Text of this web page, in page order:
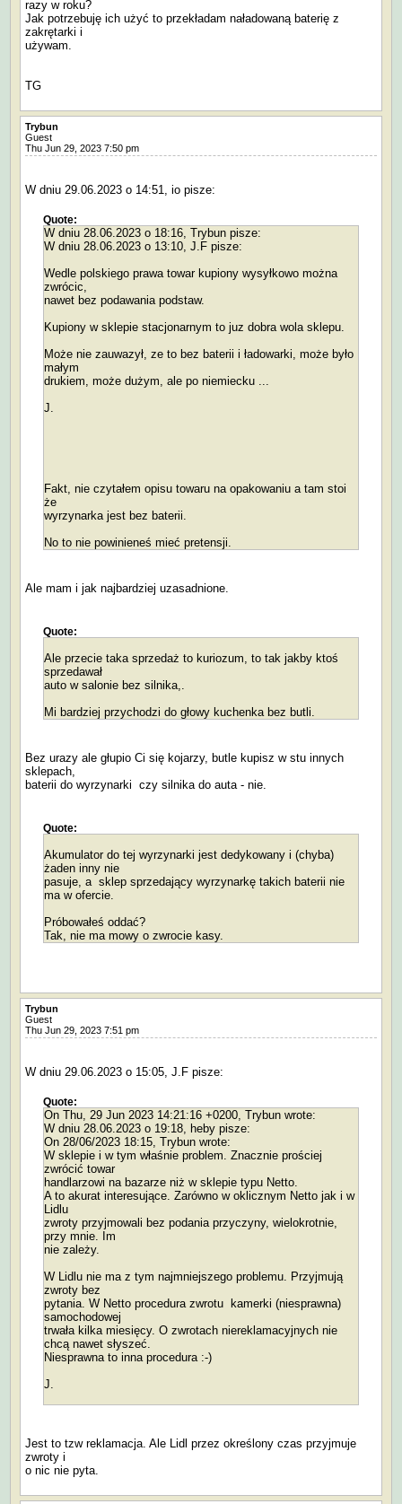
razy w roku?
Jak potrzebuję ich użyć to przekładam naładowaną baterię z
zakrętarki i
używam.
TG
Trybun
Guest
Thu Jun 29, 2023 7:50 pm
W dniu 29.06.2023 o 14:51, io pisze:
Quote:
W dniu 28.06.2023 o 18:16, Trybun pisze:
W dniu 28.06.2023 o 13:10, J.F pisze:
Wedle polskiego prawa towar kupiony wysyłkowo można
zwrócic,
nawet bez podawania podstaw.
Kupiony w sklepie stacjonarnym to juz dobra wola sklepu.
Może nie zauwazył, ze to bez baterii i ładowarki, może było
małym
drukiem, może dużym, ale po niemiecku ...
J.
Fakt, nie czytałem opisu towaru na opakowaniu a tam stoi
że
wyrzynarka jest bez baterii.
No to nie powinieneś mieć pretensji.
Ale mam i jak najbardziej uzasadnione.
Quote:
Ale przecie taka sprzedaż to kuriozum, to tak jakby ktoś
sprzedawał
auto w salonie bez silnika,.
Mi bardziej przychodzi do głowy kuchenka bez butli.
Bez urazy ale głupio Ci się kojarzy, butle kupisz w stu innych
sklepach,
baterii do wyrzynarki czy silnika do auta - nie.
Quote:
Akumulator do tej wyrzynarki jest dedykowany i (chyba)
żaden inny nie
pasuje, a sklep sprzedający wyrzynarkę takich baterii nie
ma w ofercie.
Próbowałeś oddać?
Tak, nie ma mowy o zwrocie kasy.
Trybun
Guest
Thu Jun 29, 2023 7:51 pm
W dniu 29.06.2023 o 15:05, J.F pisze:
Quote:
On Thu, 29 Jun 2023 14:21:16 +0200, Trybun wrote:
W dniu 28.06.2023 o 19:18, heby pisze:
On 28/06/2023 18:15, Trybun wrote:
W sklepie i w tym właśnie problem. Znacznie prościej
zwrócić towar
handlarzowi na bazarze niż w sklepie typu Netto.
A to akurat interesujące. Zarówno w oklicznym Netto jak i w
Lidlu
zwroty przyjmowali bez podania przyczyny, wielokrotnie,
przy mnie. Im
nie zależy.
W Lidlu nie ma z tym najmniejszego problemu. Przyjmują
zwroty bez
pytania. W Netto procedura zwrotu kamerki (niesprawna)
samochodowej
trwała kilka miesięcy. O zwrotach niereklamacyjnych nie
chcą nawet słyszeć.
Niesprawna to inna procedura :-)
J.
Jest to tzw reklamacja. Ale Lidl przez określony czas przyjmuje
zwroty i
o nic nie pyta.